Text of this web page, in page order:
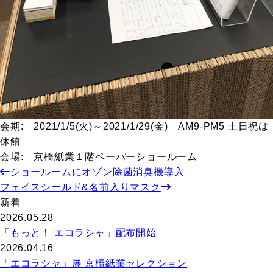
会期 : 2021/1/5(火) ～ 2021/1/29(金) AM9-PM5 土日祝は
休館
会場: 京橋紙業１階ペーパーショールーム
ショールームにオゾン除菌消臭機導入
フェイスシールド&名前入りマスク
新着
2026.05.28
「もっと！ エコラシャ」配布開始
2026.04.16
「エコラシャ」展 京橋紙業セレクション